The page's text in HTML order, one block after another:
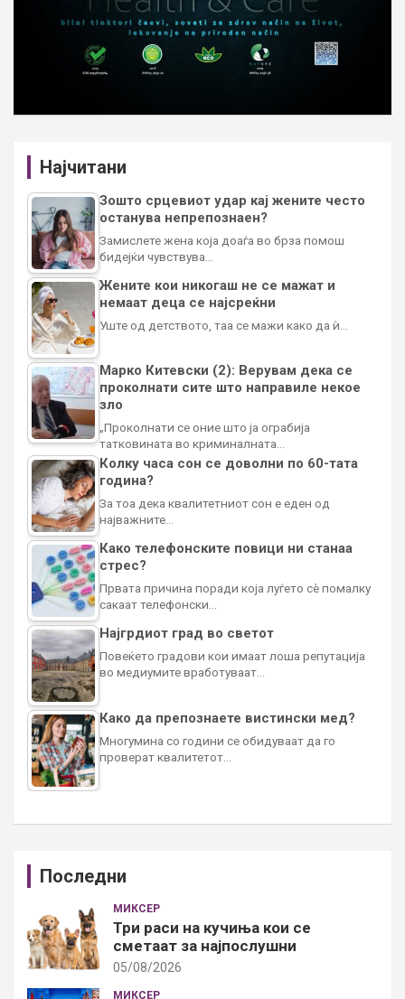
Најчитани
Зошто срцевиот удар кај жените често
останува непрепознаен?
Замислете жена која доаѓа во брза помош
бидејќи чувствува…
Жените кои никогаш не се мажат и
немаат деца се најсреќни
Уште од детството, таа се мажи како да ѝ…
Марко Китевски (2): Верувам дека се
проколнати сите што направиле некое
зло
„Проколнати се оние што ја ограбија
татковината во криминалната…
Колку часа сон се доволни по 60-тата
година?
За тоа дека квалитетниот сон е еден од
најважните…
Како телефонските повици ни станаа
стрес?
Првата причина поради која луѓето сè помалку
сакаат телефонски…
Најгрдиот град во светот
Повеќето градови кои имаат лоша репутација
во медиумите вработуваат…
Како да препознаете вистински мед?
Многумина со години се обидуваат да го
проверат квалитетот…
Последни
МИКСЕР
Три раси на кучиња кои се
сметаат за најпослушни
05/08/2026
МИКСЕР